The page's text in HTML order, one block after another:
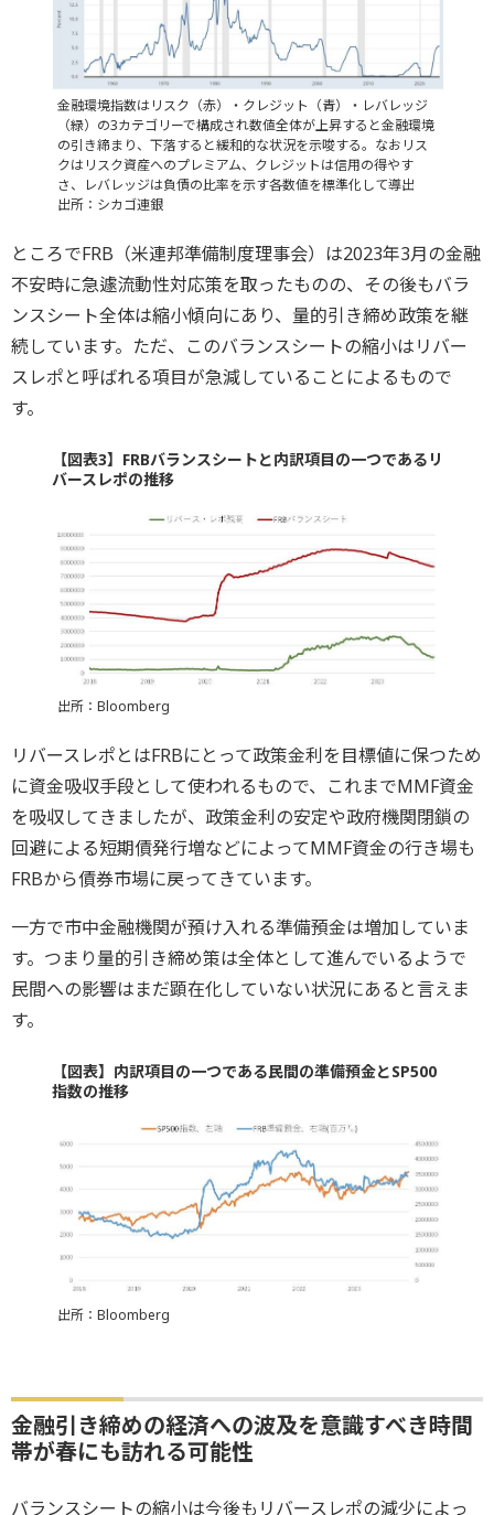
金融環境指数はリスク（赤）・クレジット（青）・レバレッジ
（緑）の3カテゴリーで構成され数値全体が上昇すると金融環境
の引き締まり、下落すると緩和的な状況を示唆する。なおリス
クはリスク資産へのプレミアム、クレジットは信用の得やす
さ、レバレッジは負債の比率を示す各数値を標準化して導出
出所：シカゴ連銀
ところでFRB（米連邦準備制度理事会）は2023年3月の金融
不安時に急遽流動性対応策を取ったものの、その後もバラ
ンスシート全体は縮小傾向にあり、量的引き締め政策を継
続しています。ただ、このバランスシートの縮小はリバー
スレポと呼ばれる項目が急減していることによるもので
す。
【図表3】FRBバランスシートと内訳項目の一つであるリ
バースレポの推移
出所：Bloomberg
リバースレポとはFRBにとって政策金利を目標値に保つため
に資金吸収手段として使われるもので、これまでMMF資金
を吸収してきましたが、政策金利の安定や政府機関閉鎖の
回避による短期債発行増などによってMMF資金の行き場も
FRBから債券市場に戻ってきています。
一方で市中金融機関が預け入れる準備預金は増加していま
す。つまり量的引き締め策は全体として進んでいるようで
民間への影響はまだ顕在化していない状況にあると言えま
す。
【図表】内訳項目の一つである民間の準備預金とSP500
指数の推移
出所：Bloomberg
金融引き締めの経済への波及を意識すべき時間
帯が春にも訪れる可能性
バランスシートの縮小は今後もリバースレポの減少によっ